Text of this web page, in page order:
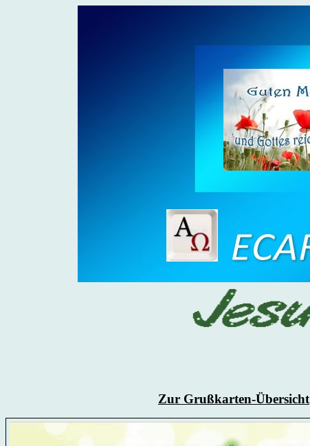
Zur Grußkarten-Übersicht